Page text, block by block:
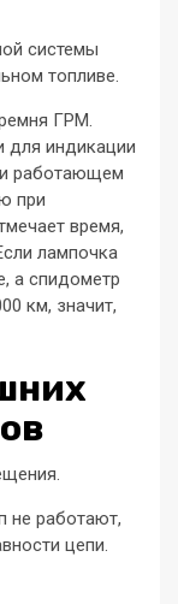
системы
топливе.
ГРМ.
для индикации
работающем
при
время,
лампочка
а спидометр
км, значит,
не работают,
цепи.